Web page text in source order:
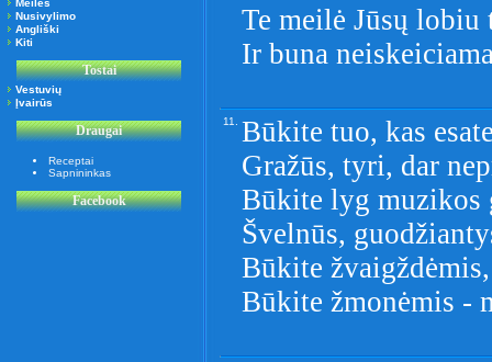
Meilės
Nusivylimo
Angliški
Kiti
Tostai
Vestuvių
Įvairūs
Draugai
Receptai
Sapnininkas
Facebook
Te meilė Jūsų lobiu
Ir buna
11. Būkite tuo, kas
Gražūs, tyri, dar
Būkite lyg muzikos
Švelnūs,
Būkite
Būkite žmonėmis -